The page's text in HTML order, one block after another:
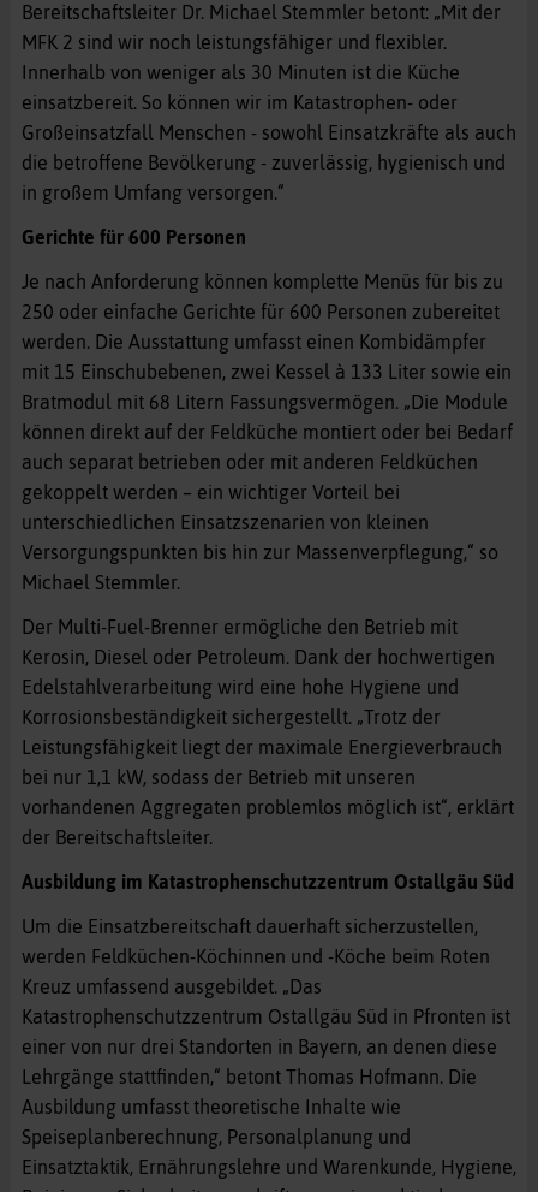
Bereitschaftsleiter Dr. Michael Stemmler betont: „Mit der
MFK 2 sind wir noch leistungsfähiger und flexibler.
Innerhalb von weniger als 30 Minuten ist die Küche
einsatzbereit. So können wir im Katastrophen- oder
Großeinsatzfall Menschen - sowohl Einsatzkräfte als auch
die betroffene Bevölkerung - zuverlässig, hygienisch und
in großem Umfang versorgen.“
Gerichte für 600 Personen
Je nach Anforderung können komplette Menüs für bis zu
250 oder einfache Gerichte für 600 Personen zubereitet
werden. Die Ausstattung umfasst einen Kombidämpfer
mit 15 Einschubebenen, zwei Kessel à 133 Liter sowie ein
Bratmodul mit 68 Litern Fassungsvermögen. „Die Module
können direkt auf der Feldküche montiert oder bei Bedarf
auch separat betrieben oder mit anderen Feldküchen
gekoppelt werden – ein wichtiger Vorteil bei
unterschiedlichen Einsatzszenarien von kleinen
Versorgungspunkten bis hin zur Massenverpflegung,“ so
Michael Stemmler.
Der Multi-Fuel-Brenner ermögliche den Betrieb mit
Kerosin, Diesel oder Petroleum. Dank der hochwertigen
Edelstahlverarbeitung wird eine hohe Hygiene und
Korrosionsbeständigkeit sichergestellt. „Trotz der
Leistungsfähigkeit liegt der maximale Energieverbrauch
bei nur 1,1 kW, sodass der Betrieb mit unseren
vorhandenen Aggregaten problemlos möglich ist“, erklärt
der Bereitschaftsleiter.
Ausbildung im Katastrophenschutzzentrum Ostallgäu Süd
Um die Einsatzbereitschaft dauerhaft sicherzustellen,
werden Feldküchen-Köchinnen und -Köche beim Roten
Kreuz umfassend ausgebildet. „Das
Katastrophenschutzzentrum Ostallgäu Süd in Pfronten ist
einer von nur drei Standorten in Bayern, an denen diese
Lehrgänge stattfinden,“ betont Thomas Hofmann. Die
Ausbildung umfasst theoretische Inhalte wie
Speiseplanberechnung, Personalplanung und
Einsatztaktik, Ernährungslehre und Warenkunde, Hygiene,